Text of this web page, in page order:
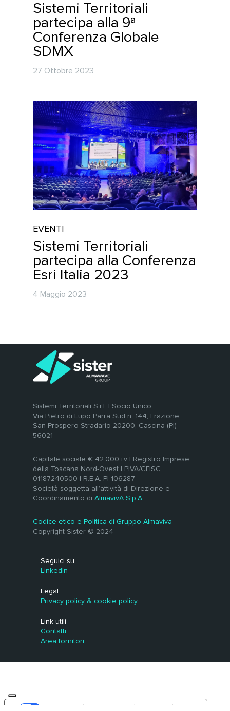
Sistemi Territoriali
partecipa alla 9ª
Conferenza Globale
SDMX
27 Ottobre 2023
EVENTI
Sistemi Territoriali
partecipa alla Conferenza
Esri Italia 2023
4 Maggio 2023
Sistemi Territoriali S.r.l. | Socio Unico
Via Pietro di Lupo Parra Sud n. 144, Frazione
San Prospero Stradario 20200, Cascina (PI) –
56021
Capitale sociale € 42.000 i.v | Registro Imprese
della Toscana Nord-Ovest | PIVA/CFISC
01187240500 | R.E.A. PI-106287
Società soggetta all’attività di Direzione e
Coordinamento diAlmavivA S.p.A.
Codice etico e Politica di Gruppo Almaviva
Copyright Sister © 2024
Seguici su
LinkedIn
Legal
Privacy policy & cookie policy
Link utili
Contatti
Area fornitori
Le tue preferenze relative alla privacy